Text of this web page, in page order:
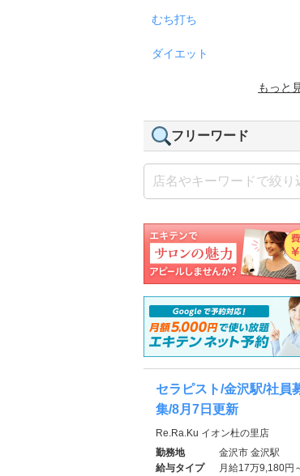
むち打ち
ダイエット
もっと
フリーワード
セラピスト/金沢駅/社員
集/8月7日更新
Re.Ra.Ku イオン杜の里店
勤務地
金沢市 金沢駅
給与タイプ
月給17万9,180円